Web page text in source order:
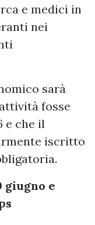
e medici in
nei
sarà
fosse
e che il
iscritto
giugno e